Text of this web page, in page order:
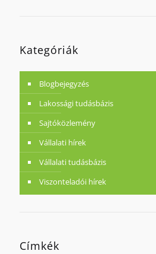
Kategóriák
Blogbejegyzés
Lakossági tudásbázis
Sajtóközlemény
Vállalati hírek
Vállalati tudásbázis
Viszonteladói hírek
Címkék